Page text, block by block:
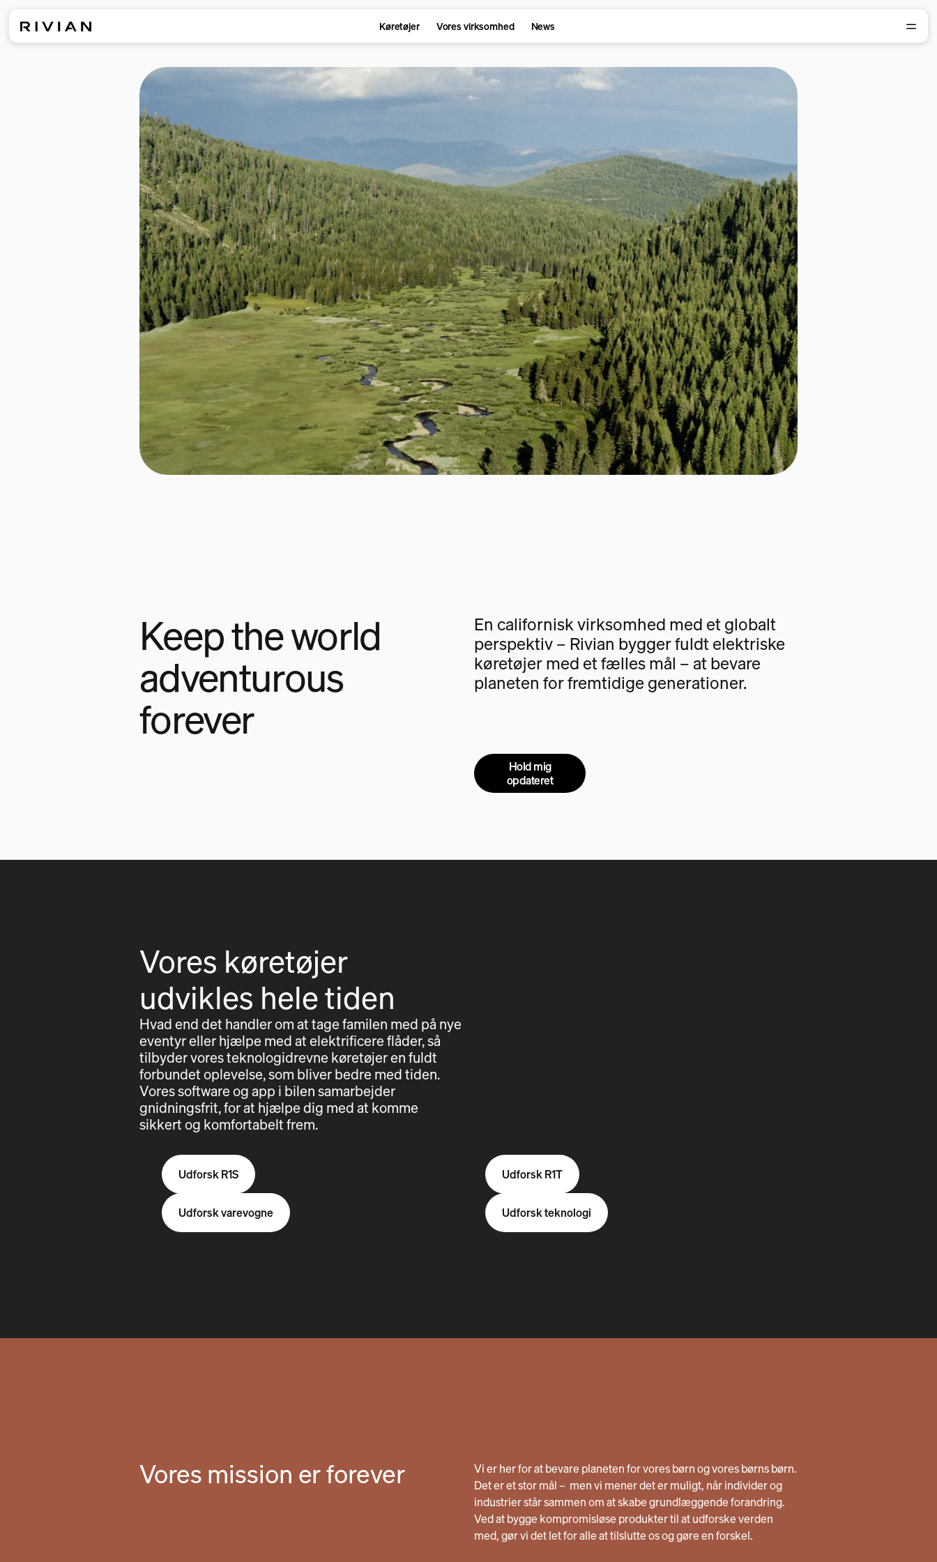
Køretøjer Vores virksomhed News
Keep the world
adventurous
forever
En californisk virksomhed med et globalt
perspektiv – Rivian bygger fuldt elektriske
køretøjer med et fælles mål – at bevare
planeten for fremtidige generationer.
Hold mig
opdateret
Vores køretøjer
udvikles hele tiden
Hvad end det handler om at tage familen med på nye
eventyr eller hjælpe med at elektrificere flåder, så
tilbyder vores teknologidrevne køretøjer en fuldt
forbundet oplevelse, som bliver bedre med tiden.
Vores software og app i bilen samarbejder
gnidningsfrit, for at hjælpe dig med at komme
sikkert og komfortabelt frem.
Udforsk R1S Udforsk R1T
Udforsk varevogne Udforsk teknologi
Vores mission er forever
Vi er her for at bevare planeten for vores børn og vores børns børn.
Det er et stor mål – men vi mener det er muligt, når individer og
industrier står sammen om at skabe grundlæggende forandring.
Ved at bygge kompromisløse produkter til at udforske verden
med, gør vi det let for alle at tilslutte os og gøre en forskel.